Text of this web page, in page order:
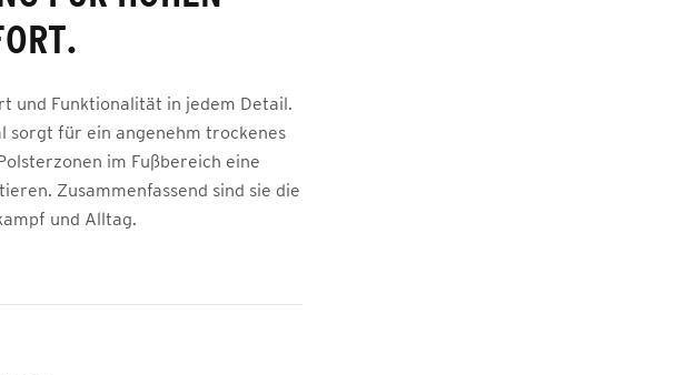
und Funktionalität in jedem Detail.
sorgt für ein angenehm trockenes
im Fußbereich eine
Zusammenfassend sind sie die
und Alltag.